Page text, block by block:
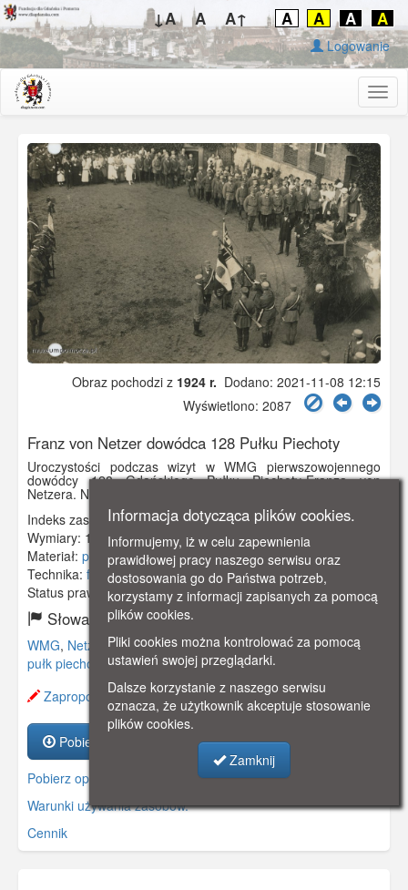
↓A A A↑ A A A A
Logowanie
Obraz pochodzi z 1924 r. Dodano: 2021-11-08 12:15
Wyświetlono: 2087
Franz von Netzer dowódca 128 Pułku Piechoty
Uroczystości podczas wizyt w WMG pierwszowojennego
dowódcy 128 Gdańskiego Pułku Piechoty-Franza von
Netzera. Na fotografii widzimy spotkanie z weteranami pułku,
Indeks zasobu:GSP00886
Wymiary: 138 x 86 mm
Materiał: pocztówka
Technika: fotografia czarno-biała
Status prawny:Użycie Niekomercyjne
Słowa kluczowe:
WMG, Netzer ,wetarani,wizyta,uroczystości,128. gdański
pułk piechoty
Zaproponuj zmianę opisu.
Pobierz zasób
Pobierz opis
Warunki używania zasobów.
Cennik
Informacja dotycząca plików cookies.
Informujemy, iż w celu zapewnienia
prawidłowej pracy naszego serwisu oraz
dostosowania go do Państwa potrzeb,
korzystamy z informacji zapisanych za pomocą
plików cookies.
Pliki cookies można kontrolować za pomocą
ustawień swojej przeglądarki.
Dalsze korzystanie z naszego serwisu
oznacza, że użytkownik akceptuje stosowanie
plików cookies.
Zamknij